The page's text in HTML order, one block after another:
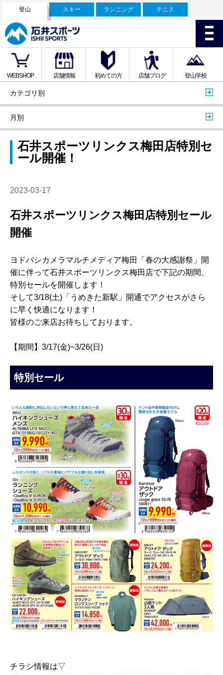
登山 スキー ランニング テニス
WEBSHOP 店舗情報 初めての方 店舗ブログ 登山学校
カテゴリ別
月別
石井スポーツリンクス梅田店特別セ
ール開催！
2023-03-17
石井スポーツリンクス梅田店特別セール
開催
ヨドバシカメラマルチメディア梅田「春の大感謝祭」開
催に伴って石井スポーツリンクス梅田店で下記の期間、
特別セールを開催します！
そして3/18(土)「うめきた新駅」開通でアクセスがさら
に早く快適になります！
皆様のご来店お待ちしております。
【期間】3/17(金)~3/26(日)
特別セール
チラシ情報は▽